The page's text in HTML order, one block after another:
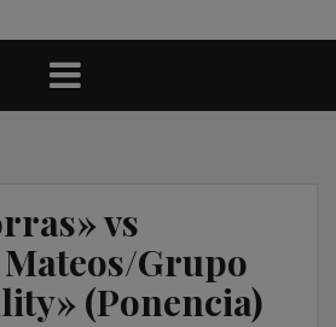
vs
Grupo
(Ponencia)